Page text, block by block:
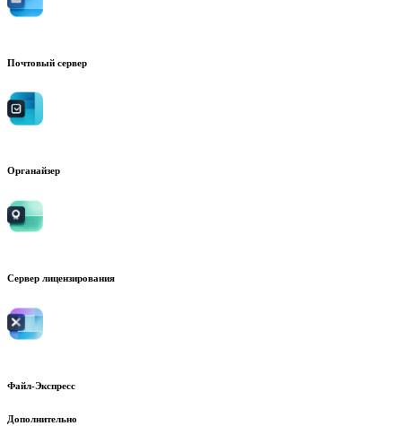
Почтовый сервер
Органайзер
Сервер лицензирования
Файл-Экспресс
Дополнительно